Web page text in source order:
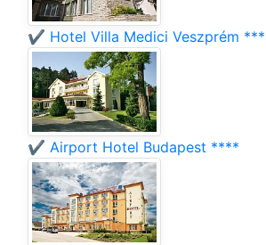
✔️ Hotel Villa Medici Veszprém
✔️ Airport Hotel Budapest ****